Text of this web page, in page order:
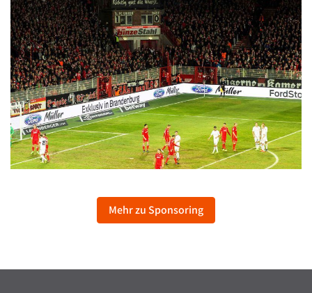
Mehr zu Sponsoring